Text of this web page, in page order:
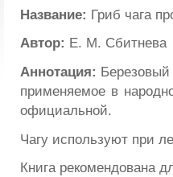
Название: Гриб чага
Автор: Е. М. Сбитнева
Аннотация: Березовый
применяемое в
официальной.
Чагу используют при
Книга рекомендована